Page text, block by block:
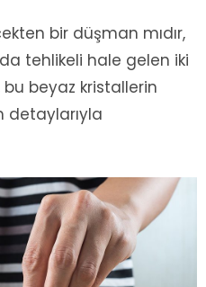
bir düşman mıdır,
tehlikeli hale gelen iki
beyaz kristallerin
detaylarıyla